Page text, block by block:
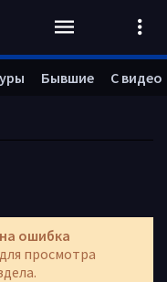
ошибка
просмотра
Бывшие С видео